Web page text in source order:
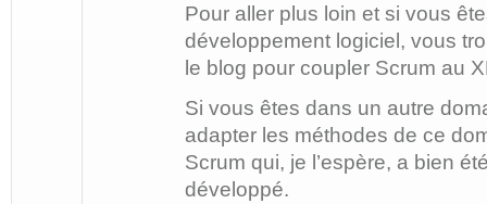
Pour aller plus loin et si vous
développement logiciel, vous
le blog pour coupler Scrum au
Si vous êtes dans un autre
adapter les méthodes de ce
Scrum qui, je l’espère, a bien
développé.